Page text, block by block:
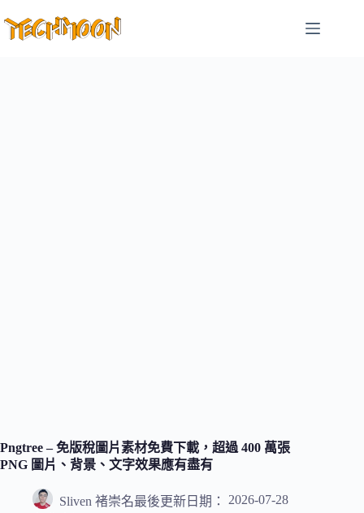
至
Pngtree – 免版稅圖片素材免費下載，超過 400 萬張
PNG 圖片、背景、文字效果應有盡有
Sliven 褚崇名最後更新日期：
2026-07-28